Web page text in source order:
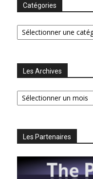
Catégories
Catégories
Les Archives
Les
Archives
Les Partenaires